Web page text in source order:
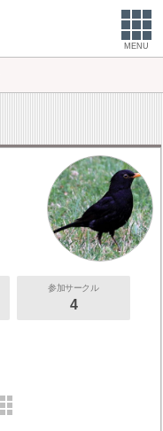
MENU
参加サークル
4